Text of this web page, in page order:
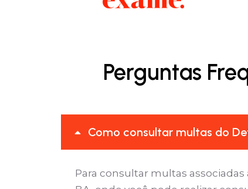
Perguntas
Como consultar multas do
Para consultar multas associadas